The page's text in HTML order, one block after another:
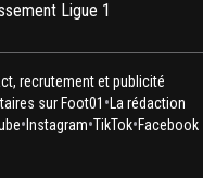
Ligue 1
recrutement et publicité
sur Foot01 •La rédaction
•Instagram•TikTok•Facebook